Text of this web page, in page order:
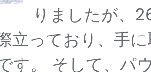
りましたが、
立っており、手
す。 そして、パ